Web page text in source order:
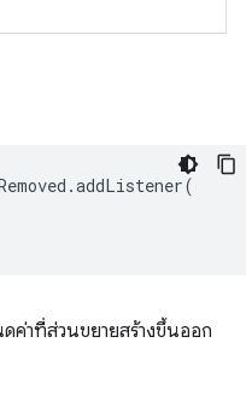
.addListener(
ค่าที่ส่วนขยายสร้างขึ้นออก